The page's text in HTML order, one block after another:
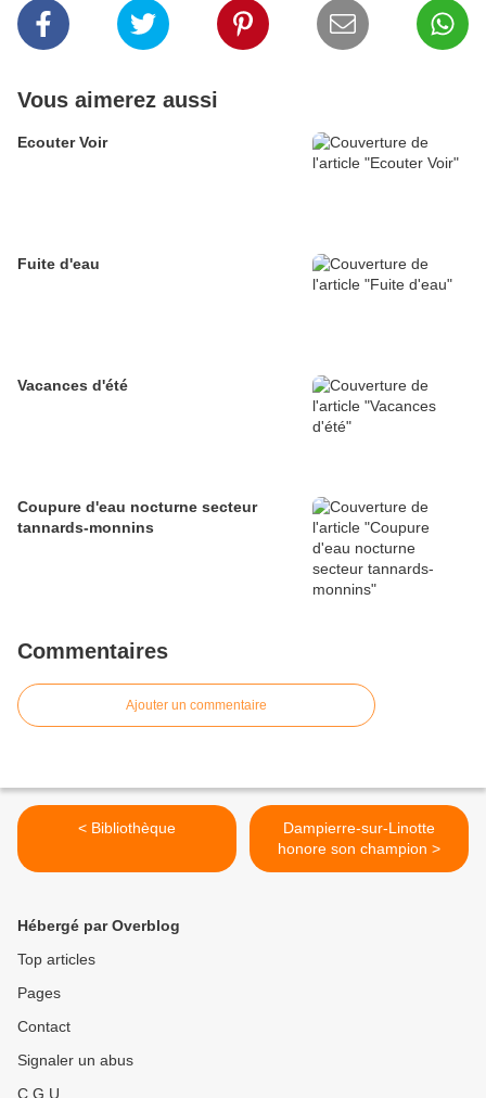
Vous aimerez aussi
Ecouter Voir
Fuite d'eau
Vacances d'été
Coupure d'eau nocturne secteur
tannards-monnins
Commentaires
Ajouter un commentaire
< Bibliothèque
Dampierre-sur-Linotte
honore son champion >
Hébergé par Overblog
Top articles
Pages
Contact
Signaler un abus
C.G.U.